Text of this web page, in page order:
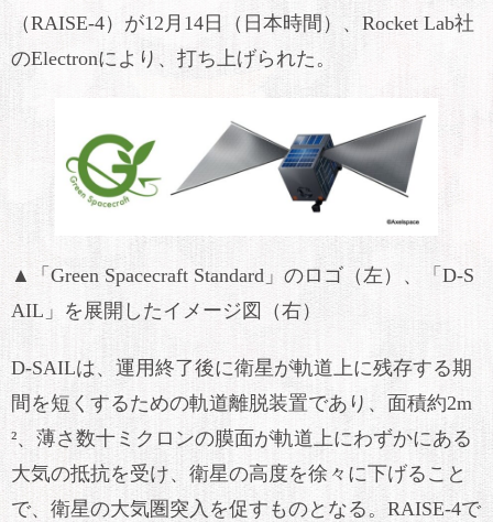
（RAISE-4）が12月14日（日本時間）、Rocket Lab社
のElectronにより、打ち上げられた。
▲「Green Spacecraft Standard」のロゴ（左）、「D-S
AIL」を展開したイメージ図（右）
D-SAILは、運用終了後に衛星が軌道上に残存する期
間を短くするための軌道離脱装置であり、面積約2m
²、薄さ数十ミクロンの膜面が軌道上にわずかにある
大気の抵抗を受け、衛星の高度を徐々に下げること
で、衛星の大気圏突入を促すものとなる。RAISE-4で